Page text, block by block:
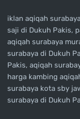
iklan aqiqah
saji di Dukuh Pakis,
aqiqah surabaya
surabaya di Dukuh
Pakis, aqiqah
harga kambing
surabaya kota sby
surabaya di Dukuh